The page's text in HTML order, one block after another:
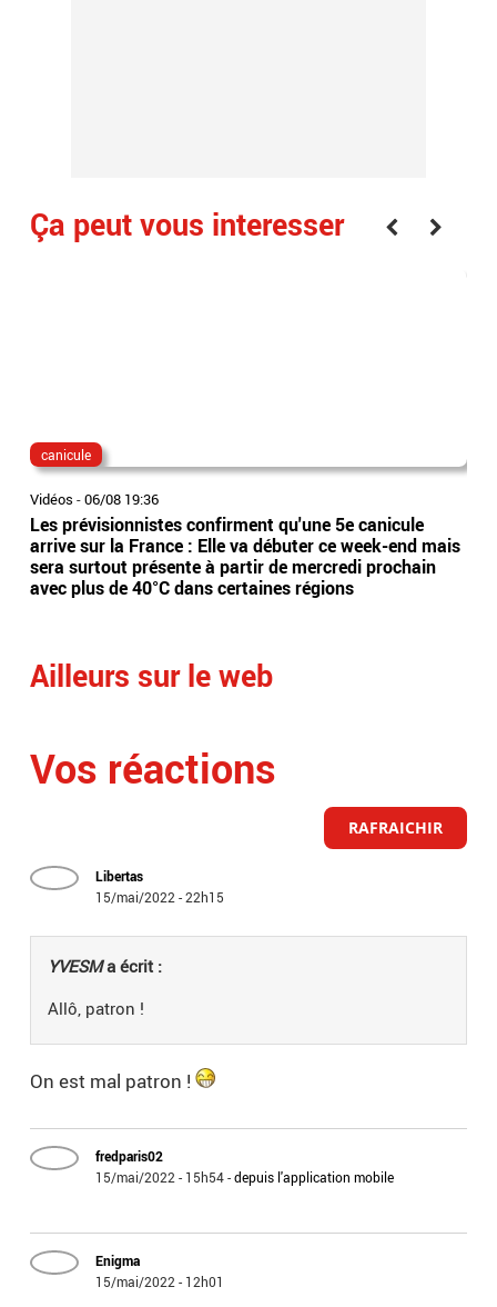
Ça peut vous interesser
canicule
Vidéos -06/08 19:36
Les prévisionnistes confirment qu'une 5e canicule
arrive sur la France : Elle va débuter ce week-end mais
sera surtout présente à partir de mercredi prochain
avec plus de 40°C dans certaines régions
Ailleurs sur le web
Vos réactions
RAFRAICHIR
Libertas
15/mai/2022 - 22h15
YVESMa écrit :
Allô, patron !
On est mal patron !
fredparis02
15/mai/2022 - 15h54-depuis l'application mobile
Enigma
15/mai/2022 - 12h01